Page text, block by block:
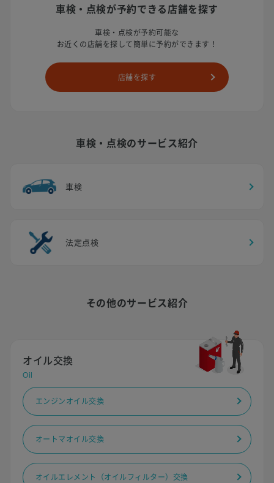
車検・点検が予約できる店舗を探す
車検・点検が予約可能な
お近くの店舗を探して簡単に予約ができます！
店舗を探す
車検・点検のサービス紹介
車検
法定点検
その他のサービス紹介
オイル交換
Oil
エンジンオイル交換
オートマオイル交換
オイルエレメント（オイルフィルター）交換